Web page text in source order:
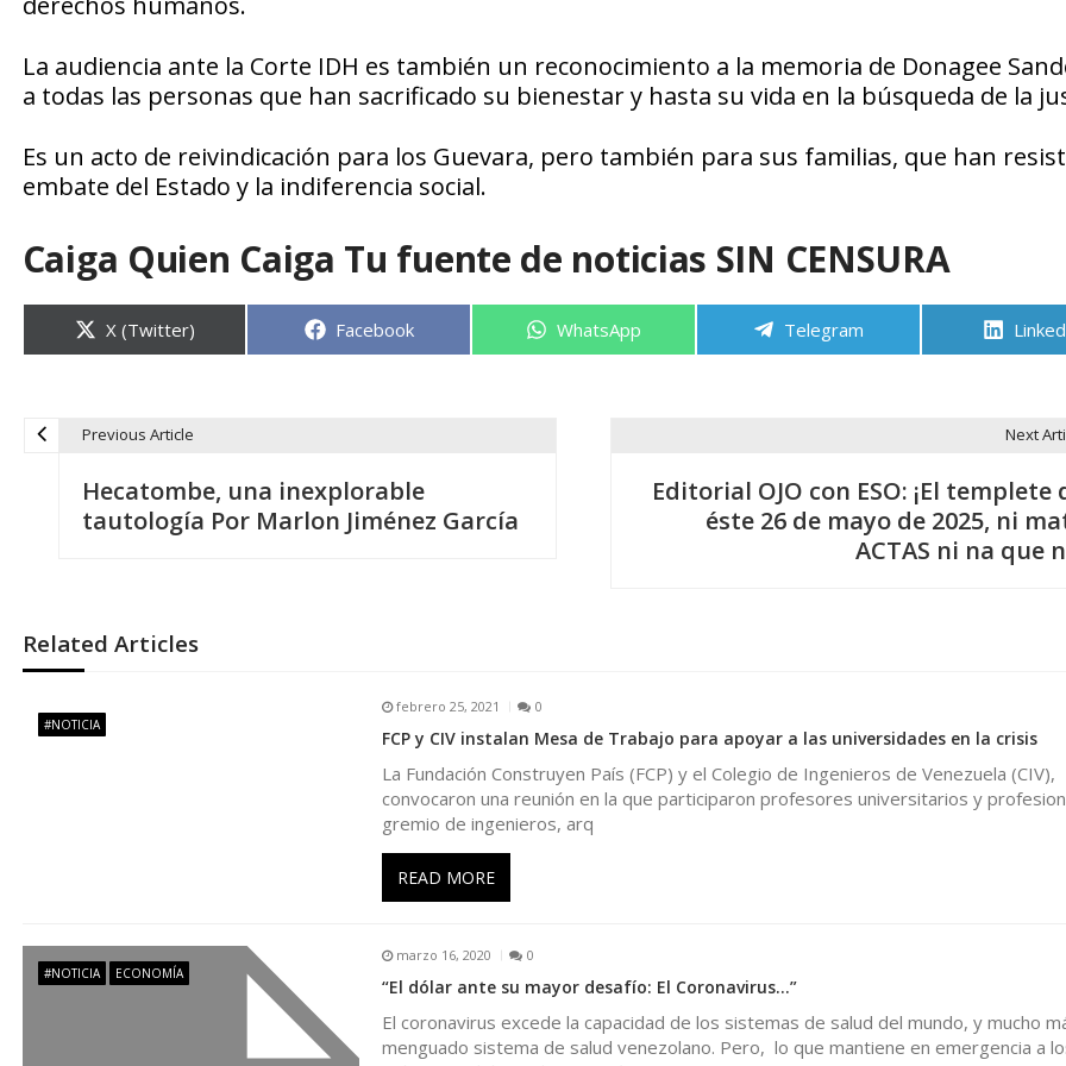
La audiencia ante la Corte IDH es también un reconocimiento a la memoria de Donagee
a todas las personas que han sacrificado su bienestar y hasta su vida en la búsqueda de la
Es un acto de reivindicación para los Guevara, pero también para sus familias, que han
embate del Estado y la indiferencia social.
Caiga Quien Caiga Tu fuente de noticias SIN CENSURA
Compartir
en
X (Twitter) Compartir
Facebook Compartir
WhatsApp Compartir
Telegram
e
g
ó
n
Previous Article
Hecatombe, una inexplorable
tautología Por Marlon Jiménez García
Next
Editorial OJO con ESO: ¡El templete
éste 26 de mayo de 2025, ni
ACTAS ni na que
Related Articles
#NOTICIA
febrero 25, 2021 0
FCP y CIV instalan Mesa de Trabajo para apoyar a las universidades en la crisis
La Fundación Construyen País (FCP) y el Colegio de Ingenieros de Venezuela (CIV),
convocaron una reunión en la que participaron profesores universitarios y
gremio de ingenieros, arq
READ MORE
#NOTICIA ECONOMÍA
marzo 16, 2020 0
“El dólar ante su mayor desafío: El Coronavirus…”
El coronavirus excede la capacidad de los sistemas de salud del mundo, y mucho
menguado sistema de salud venezolano. Pero, lo que mantiene en emergencia a